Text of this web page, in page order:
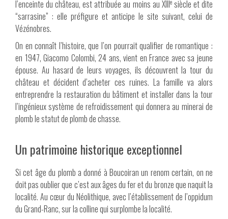
l’enceinte du château, est attribuée au moins au XIIIesiècle et dite
“sarrasine” : elle préfigure et anticipe le site suivant, celui de
Vézénobres.
On en connaît l’histoire, que l’on pourrait qualifier de romantique :
en 1947, Giacomo Colombi, 24 ans, vient en France avec sa jeune
épouse. Au hasard de leurs voyages, ils découvrent la tour du
château et décident d’acheter ces ruines. La famille va alors
entreprendre la restauration du bâtiment et installer dans la tour
l’ingénieux système de refroidissement qui donnera au minerai de
plomb le statut de plomb de chasse.
Un patrimoine historique exceptionnel
Si cet âge du plomb a donné à Boucoiran un renom certain, on ne
doit pas oublier que c’est aux âges du fer et du bronze que naquit la
localité. Au cœur du Néolithique, avec l’établissement de l’oppidum
du Grand-Ranc, sur la colline qui surplombe la localité.